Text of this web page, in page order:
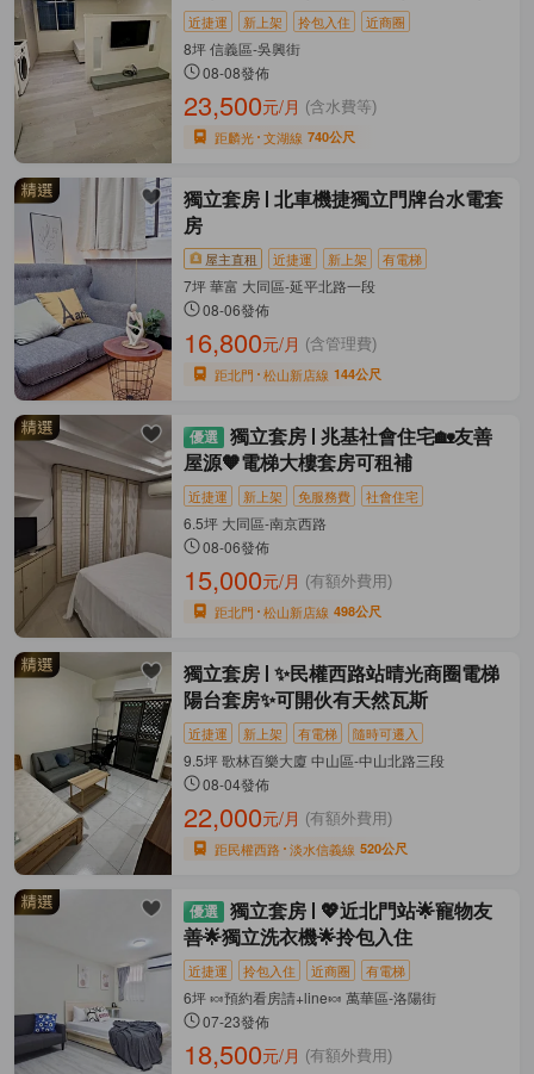
洗
近捷運 新上架 拎包入住 近商圈
8坪 信義區-吳興街
08-08發佈
23,500元/月 (含水費等)
距麟光 文湖線 740公尺
獨立套房
北車機捷獨立門牌台水電套
房
屋主直租 近捷運 新上架 有電梯
7坪 華富 大同區-延平北路一段
08-06發佈
16,800元/月 (含管理費)
距北門 松山新店線 144公尺
獨立套房
兆基社會住宅🏡友善
屋源🧡電梯大樓套房可租補
近捷運 新上架 免服務費 社會住宅
6.5坪 大同區-南京西路
08-06發佈
15,000元/月 (有額外費用)
距北門 松山新店線 498公尺
獨立套房
✨民權西路站晴光商圈電梯
陽台套房✨可開伙有天然瓦斯
近捷運 新上架 有電梯 隨時可遷入
9.5坪 歌林百樂大廈 中山區-中山北路三段
08-04發佈
22,000元/月 (有額外費用)
距民權西路 淡水信義線 520公尺
獨立套房
💖近北門站🌟寵物友
善🌟獨立洗衣機🌟拎包入住
近捷運 拎包入住 近商圈 有電梯
6坪 🍬預約看房請+line🍬 萬華區-洛陽街
07-23發佈
18,500元/月 (有額外費用)